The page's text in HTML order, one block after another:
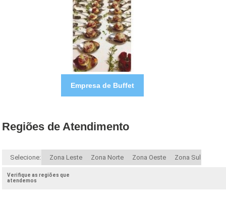
Empresa de Buffet
Regiões de Atendimento
Selecione: Zona Leste Zona Norte Zona Oeste Zona Sul
Verifique as regiões que
atendemos